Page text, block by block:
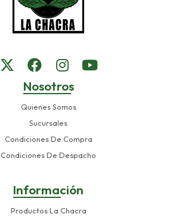
Nosotros
Quienes Somos
Sucursales
Condiciones De Compra
Condiciones De Despacho
Información
Productos La Chacra